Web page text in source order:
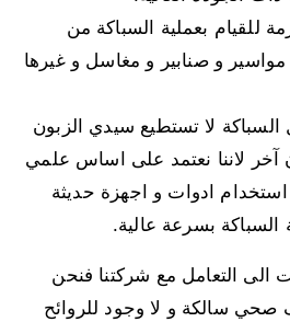
للقيام بعملية السباكة من
و صنابير و مغاسل و غيرها
السباكة لا تستطيع سيدي الزبون
آخر لاننا نعتمد على اساس علمي
ادوات و اجهزة حديثة
بسرعة عالية.
الى التعامل مع شركتنا فنحن
سالكة و لا وجود للروائح